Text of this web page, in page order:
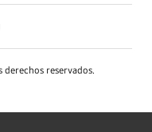
derechos reservados.